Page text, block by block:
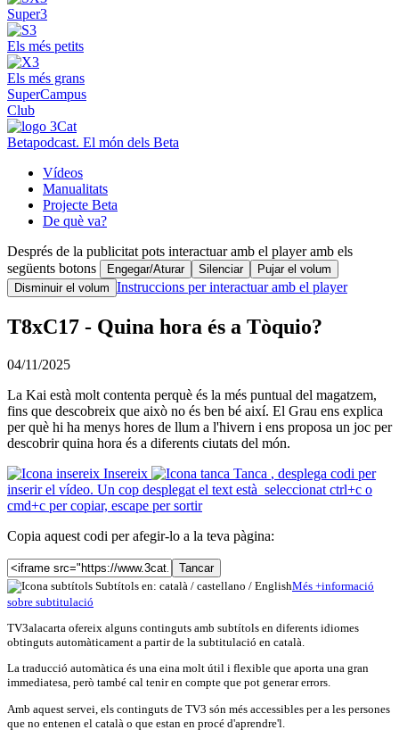
Super3
Els més petits
Els més grans
SuperCampus
Club
Betapodcast. El món dels Beta
Vídeos
Manualitats
Projecte Beta
De què va?
Després de la publicitat pots interactuar amb el player amb els
següents botons
Engegar/Aturar Silenciar
Pujar el volum
Disminuir el volum Instruccions per interactuar amb el player
T8xC17 - Quina hora és a Tòquio?
04/11/2025
La Kai està molt contenta perquè és la més puntual del magatzem,
fins que descobreix que això no és ben bé així. El Grau ens explica
per què hi ha menys hores de llum a l'hivern i ens proposa un joc per
descobrir quina hora és a diferents ciutats del món.
Insereix
Tanca , desplega codi per
inserir el vídeo. Un cop desplegat el text està seleccionat ctrl+c o
cmd+c per copiar, escape per sortir
Copia aquest codi per afegir-lo a la teva pàgina:
Tancar
Subtítols en: català / castellano / EnglishMés +informació
sobre subtitulació
TV3alacarta ofereix alguns continguts amb subtítols en diferents idiomes
obtinguts automàticament a partir de la subtitulació en català.
La traducció automàtica és una eina molt útil i flexible que aporta una gran
immediatesa, però també cal tenir en compte que pot generar errors.
Amb aquest servei, els continguts de TV3 són més accessibles per a les persones
que no entenen el català o que estan en procé d'aprendre'l.